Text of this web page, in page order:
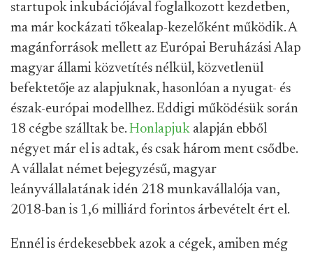
startupok inkubációjával foglalkozott kezdetben,
ma már kockázati tőkealap-kezelőként működik. A
magánforrások mellett az Európai Beruházási Alap
magyar állami közvetítés nélkül, közvetlenül
befektetője az alapjuknak, hasonlóan a nyugat- és
észak-európai modellhez. Eddigi működésük során
18 cégbe szálltak be. Honlapjuk alapján ebből
négyet már el is adtak, és csak három ment csődbe.
A vállalat német bejegyzésű, magyar
leányvállalatának idén 218 munkavállalója van,
2018-ban is 1,6 milliárd forintos árbevételt ért el.
Ennél is érdekesebbek azok a cégek, amiben még